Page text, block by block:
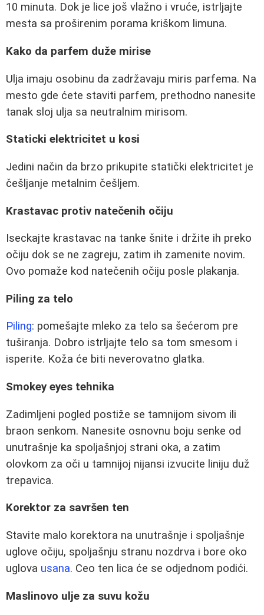
10 minuta. Dok je lice još vlažno i vruće, istrljajte
mesta sa proširenim porama kriškom limuna.
Kako da parfem duže mirise
Ulja imaju osobinu da zadržavaju miris parfema. Na
mesto gde ćete staviti parfem, prethodno nanesite
tanak sloj ulja sa neutralnim mirisom.
Staticki elektricitet u kosi
Jedini način da brzo prikupite statički elektricitet je
češljanje metalnim češljem.
Krastavac protiv natečenih očiju
Iseckajte krastavac na tanke šnite i držite ih preko
očiju dok se ne zagreju, zatim ih zamenite novim.
Ovo pomaže kod natečenih očiju posle plakanja.
Piling za telo
Piling: pomešajte mleko za telo sa šećerom pre
tuširanja. Dobro istrljajte telo sa tom smesom i
isperite. Koža će biti neverovatno glatka.
Smokey eyes tehnika
Zadimljeni pogled postiže se tamnijom sivom ili
braon senkom. Nanesite osnovnu boju senke od
unutrašnje ka spoljašnjoj strani oka, a zatim
olovkom za oči u tamnijoj nijansi izvucite liniju duž
trepavica.
Korektor za savršen ten
Stavite malo korektora na unutrašnje i spoljašnje
uglove očiju, spoljašnju stranu nozdrva i bore oko
uglova usana. Ceo ten lica će se odjednom podići.
Maslinovo ulje za suvu kožu